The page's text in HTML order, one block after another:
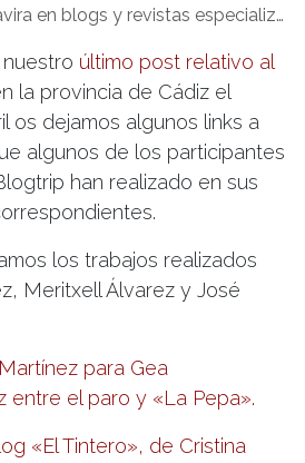
en blogs y revistas especializadas.
último post relativo al
la provincia de Cádiz el
os dejamos algunos links a
algunos de los participantes
han realizado en sus
los trabajos realizados
Meritxell Álvarez y José
para Gea
entre el paro y «La Pepa».
«El Tintero», de Cristina